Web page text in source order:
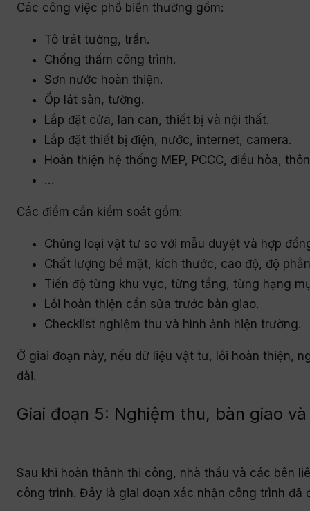
Các công việc phổ biến thường gồm:
Tô trát tường, trần.
Chống thấm công trình.
Sơn nước hoàn thiện.
Ốp lát sàn, tường.
Lắp đặt cửa, lan can, thiết bị và nội thất.
Lắp đặt thiết bị điện, nước, internet, camera.
Hoàn thiện hệ thống MEP, PCCC, điều hòa,
…
Các điểm cần kiểm soát gồm:
Chủng loại vật tư so với mẫu duyệt và hợp
Chất lượng bề mặt, kích thước, cao độ, độ
Tiến độ từng khu vực, từng tầng, từng hạng
Lỗi hoàn thiện cần sửa trước bàn giao.
Checklist nghiệm thu và hình ảnh hiện trường.
Ở giai đoạn này, nếu dữ liệu vật tư, lỗi hoàn thiện,
dài.
Giai đoạn 5: Nghiệm thu, bàn giao
Sau khi hoàn thành thi công, nhà thầu và các bên
công trình. Đây là giai đoạn xác nhận công trình